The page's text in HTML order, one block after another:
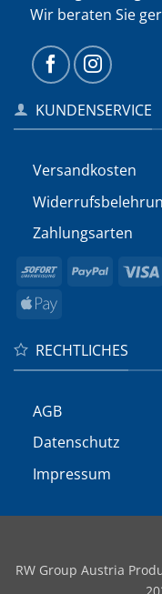
Wir beraten Sie
KUNDENSERVICE
Versandkosten
Zahlungsarten
Sofort PayPal
Apple
RECHTLICHES
AGB
Datenschutz
Impressum
RW Group Austria